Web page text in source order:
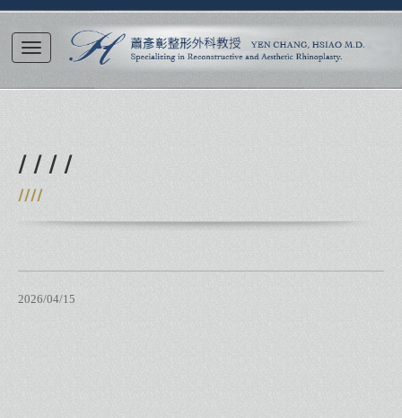
/ / / /
////
2026/04/15